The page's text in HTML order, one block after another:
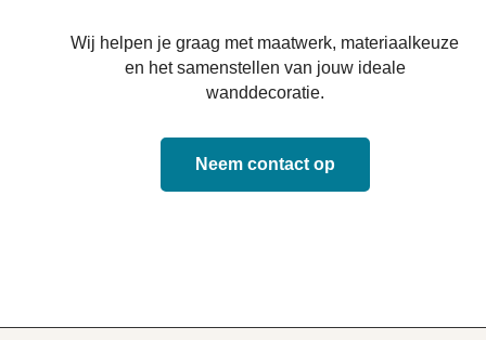
Wij helpen je graag met maatwerk, materiaalkeuze
en het samenstellen van jouw ideale
wanddecoratie.
Neem contact op